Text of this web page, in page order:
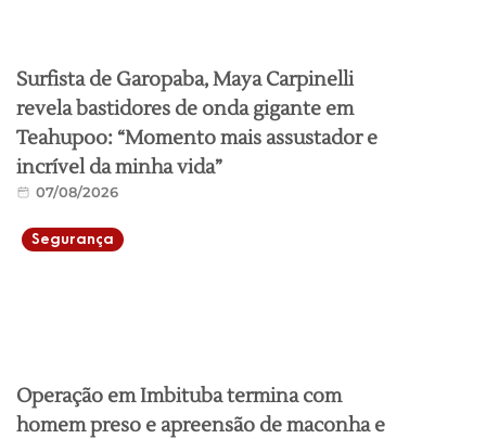
Surfista de Garopaba, Maya Carpinelli
revela bastidores de onda gigante em
Teahupoo: “Momento mais assustador e
incrível da minha vida”
07/08/2026
Segurança
Operação em Imbituba termina com
homem preso e apreensão de maconha e